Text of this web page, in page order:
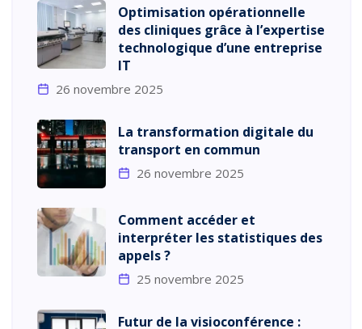
Optimisation opérationnelle
des cliniques grâce à l’expertise
technologique d’une entreprise
IT
26 novembre 2025
La transformation digitale du
transport en commun
26 novembre 2025
Comment accéder et
interpréter les statistiques des
appels ?
25 novembre 2025
Futur de la visioconférence :